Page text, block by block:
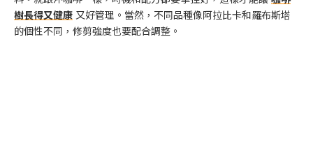
樹長得又健康 又好管理。當然，不同品種像阿拉比卡和羅布斯塔
的個性不同，修剪強度也要配合調整。